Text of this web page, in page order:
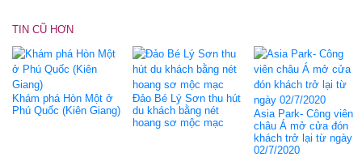
TIN CŨ HƠN
Khám phá Hòn Một ở
Phú Quốc (Kiên Giang)
Đảo Bé Lý Sơn thu hút
du khách bằng nét
hoang sơ mộc mạc
Asia Park- Công viên
châu Á mở cửa đón
khách trở lại từ ngày
02/7/2020